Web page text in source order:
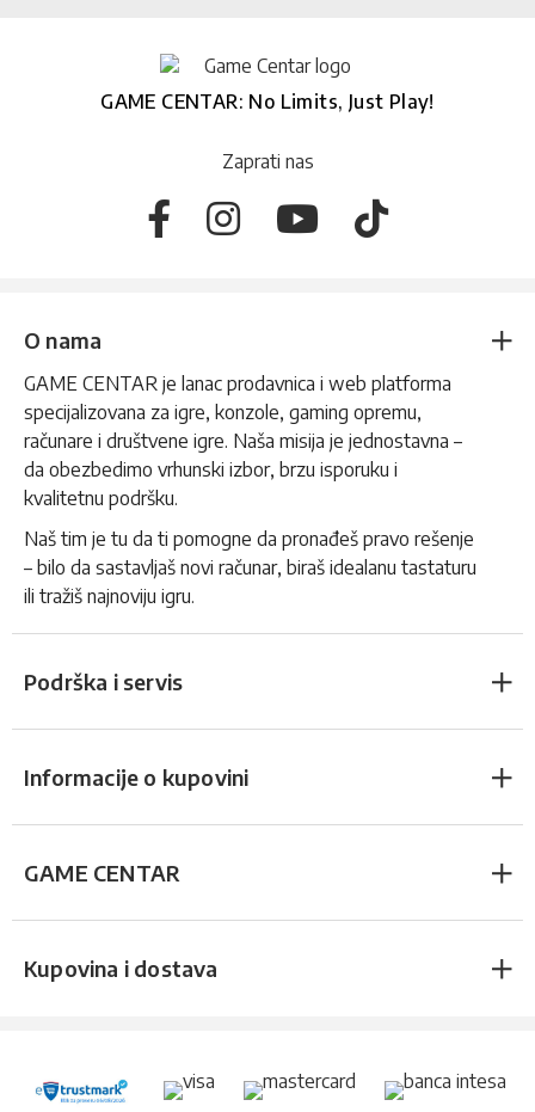
GAME CENTAR: No Limits, Just Play!
Zaprati nas
O nama
GAME CENTAR je lanac prodavnica i web platforma
specijalizovana za igre, konzole, gaming opremu,
računare i društvene igre. Naša misija je jednostavna –
da obezbedimo vrhunski izbor, brzu isporuku i
kvalitetnu podršku.
Naš tim je tu da ti pomogne da pronađeš pravo rešenje
– bilo da sastavljaš novi računar, biraš idealanu tastaturu
ili tražiš najnoviju igru.
Podrška i servis
Informacije o kupovini
GAME CENTAR
Kupovina i dostava